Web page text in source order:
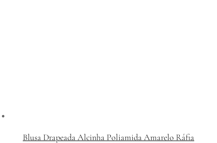
Blusa Drapeada Alcinha Poliamida Amarelo Ráfia